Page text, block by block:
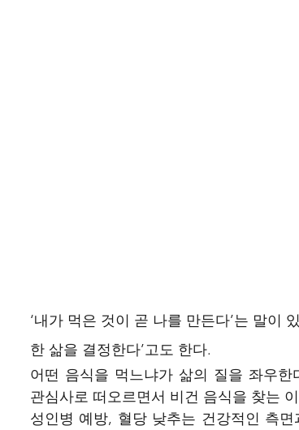
‘내가 먹은 것이 곧 나를 만든다’는 말이
한 삶을 결정한다’고도 한다.
어떤 음식을 먹느냐가 삶의 질을 좌우한
관심사로 떠오르면서 비건 음식을 찾는
성인병 예방, 혈당 낮추는 건강적인 측